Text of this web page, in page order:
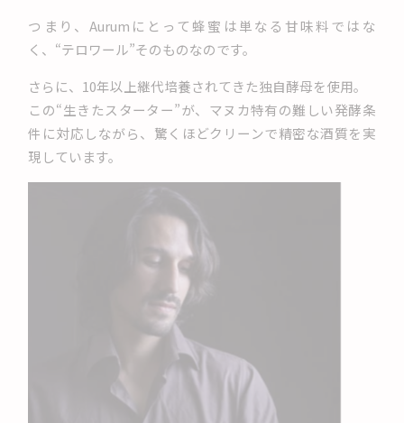
つまり、Aurumにとって蜂蜜は単なる甘味料ではな
く、“テロワール”そのものなのです。
さらに、10年以上継代培養されてきた独自酵母を使用。
この“生きたスターター”が、マヌカ特有の難しい発酵条
件に対応しながら、驚くほどクリーンで精密な酒質を実
現しています。